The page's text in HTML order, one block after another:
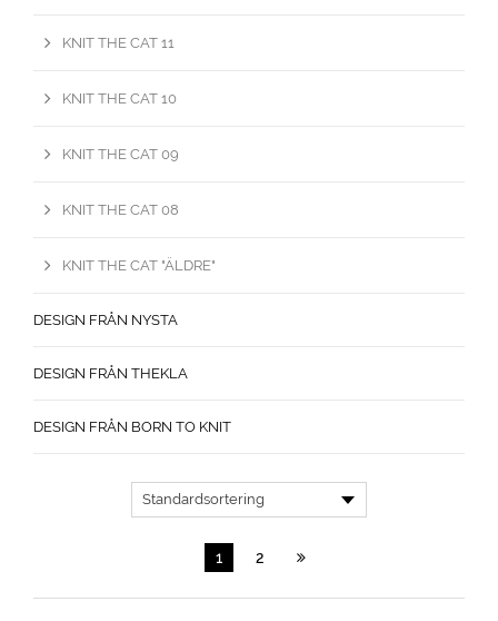
1 2
KNIT THE CAT 11
KNIT THE CAT 10
KNIT THE CAT 09
KNIT THE CAT 08
KNIT THE CAT "ÄLDRE"
DESIGN FRÅN NYSTA
DESIGN FRÅN THEKLA
DESIGN FRÅN BORN TO KNIT